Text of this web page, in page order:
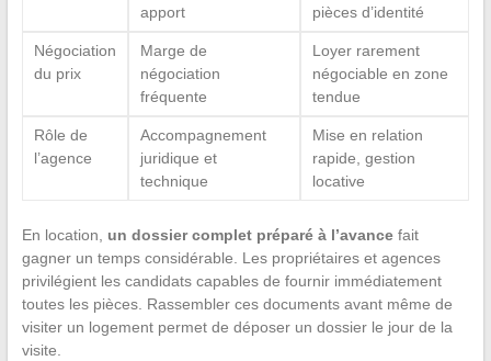
apport
pièces d’identité
Négociation
du prix
Marge de
négociation
fréquente
Loyer rarement
négociable en zone
tendue
Rôle de
l’agence
Accompagnement
juridique et
technique
Mise en relation
rapide, gestion
locative
En location, un dossier complet préparé à l’avancefait
gagner un temps considérable. Les propriétaires et agences
privilégient les candidats capables de fournir immédiatement
toutes les pièces. Rassembler ces documents avant même de
visiter un logement permet de déposer un dossier le jour de la
visite.